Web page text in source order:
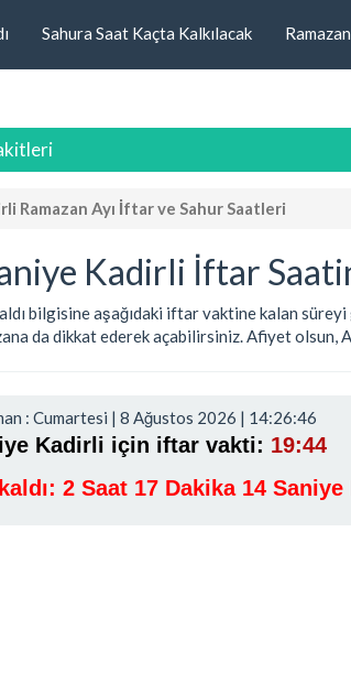
Sahura Saat Kaçta Kalkılacak
Ramazan Ayı İftar ve Sahur Saatleri
Kadirli İftar
bilgisine aşağıdaki iftar vaktine kalan
da dikkat ederek açabilirsiniz. Afiyet olsun,
: Cumartesi | 8 Ağustos 2026 | 14:26:46
Kadirli için iftar vakti: 19:44
2 Saat 17 Dakika 14 Saniye